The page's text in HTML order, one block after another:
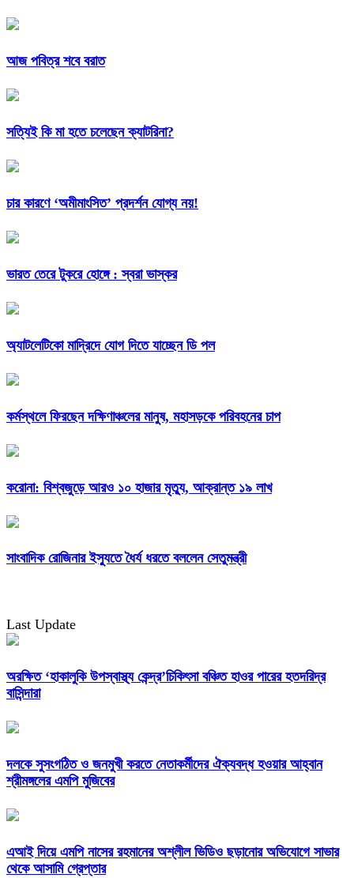
আজ পবিত্র শবে বরাত
সত্যিই কি মা হতে চলেছেন ক্যাটরিনা?
চার কারণে ‘অমীমাংসিত’ প্রদর্শন যোগ্য নয়!
ভারত তেরে টুকরে হোঙ্গে : স্বরা ভাস্কর
অ্যাটলেটিকো মাদ্রিদে যোগ দিতে যাচ্ছেন ডি পল
কর্মস্থলে ফিরছেন দক্ষিণাঞ্চলের মানুষ, মহাসড়কে পরিবহনের চাপ
করোনা: বিশ্বজুড়ে আরও ১০ হাজার মৃত্যু, আক্রান্ত ১৯ লাখ
সাংবাদিক রোজিনার ইস্যুতে ধৈর্য ধরতে বললেন সেতুমন্ত্রী
Last Update
অরক্ষিত ‘হাকালুকি উপস্বাস্থ্য কেন্দ্র’চিকিৎসা বঞ্চিত হাওর পারের হতদরিদ্র
বাসিন্দারা
দলকে সুসংগঠিত ও জনমুখী করতে নেতাকর্মীদের ঐক্যবদ্ধ হওয়ার আহ্বান
শ্রীমঙ্গলের এমপি মুজিবের
এআই দিয়ে এমপি নাসের রহমানের অশ্লীল ভিডিও ছড়ানোর অভিযোগে সাভার
থেকে আসামি গ্রেপ্তার